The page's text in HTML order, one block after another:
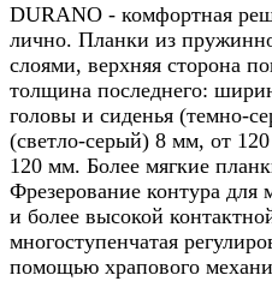
DURANO - комфортная
лично. Планки из
слоями, верхняя сторона
толщина последнего:
головы и сиденья (темно-
(светло-серый) 8 мм, от
120 мм. Более мягкие
Фрезерование контура для
и более высокой
многоступенчатая
помощью храпового